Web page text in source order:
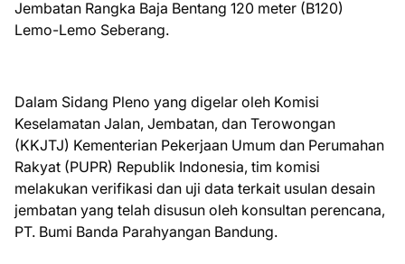
Jembatan Rangka Baja Bentang 120 meter (B120)
Lemo-Lemo Seberang.
Dalam Sidang Pleno yang digelar oleh Komisi
Keselamatan Jalan, Jembatan, dan Terowongan
(KKJTJ) Kementerian Pekerjaan Umum dan Perumahan
Rakyat (PUPR) Republik Indonesia, tim komisi
melakukan verifikasi dan uji data terkait usulan desain
jembatan yang telah disusun oleh konsultan perencana,
PT. Bumi Banda Parahyangan Bandung.